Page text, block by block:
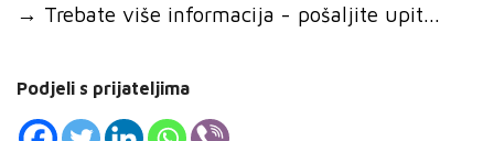
→ Trebate više informacija - pošaljite upit...
Podjeli s prijateljima